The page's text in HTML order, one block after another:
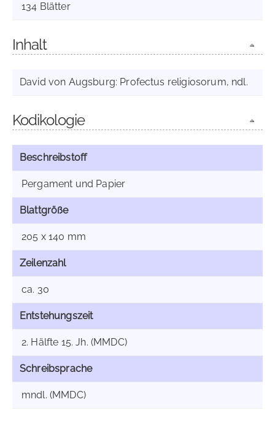
134 Blätter
Inhalt
David von Augsburg: Profectus religiosorum, ndl.
Kodikologie
Beschreibstoff
Pergament und Papier
Blattgröße
205 x 140 mm
Zeilenzahl
ca. 30
Entstehungszeit
2. Hälfte 15. Jh. (MMDC)
Schreibsprache
mndl. (MMDC)